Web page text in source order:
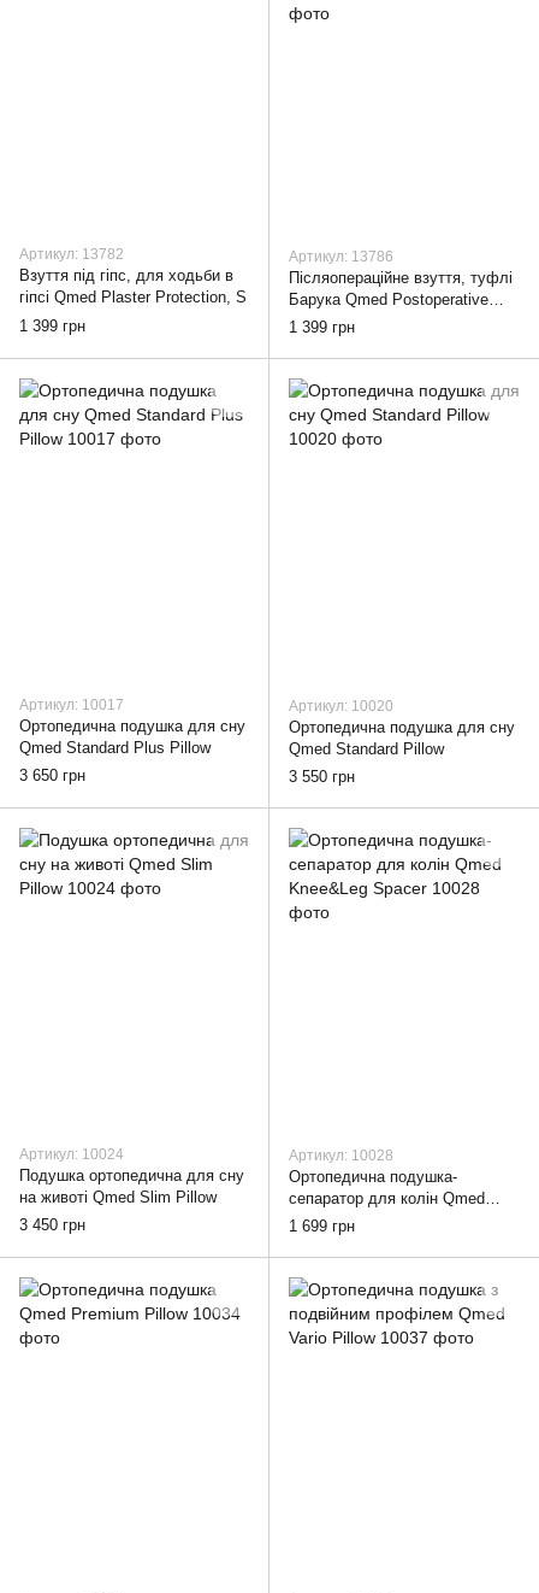
Артикул: 13782
Взуття під гіпс, для ходьби в
гіпсі Qmed Plaster Protection, S
1 399 грн
Артикул: 13786
Післяопераційне взуття, туфлі
Барука Qmed Postoperative
Shoe, S
1 399 грн
Артикул: 10017
Ортопедична подушка для сну
Qmed Standard Plus Pillow
3 650 грн
Артикул: 10020
Ортопедична подушка для сну
Qmed Standard Pillow
3 550 грн
Артикул: 10024
Подушка ортопедична для сну
на животі Qmed Slim Pillow
3 450 грн
Артикул: 10028
Ортопедична подушка-
сепаратор для колін Qmed
Knee&Leg Spacer
1 699 грн